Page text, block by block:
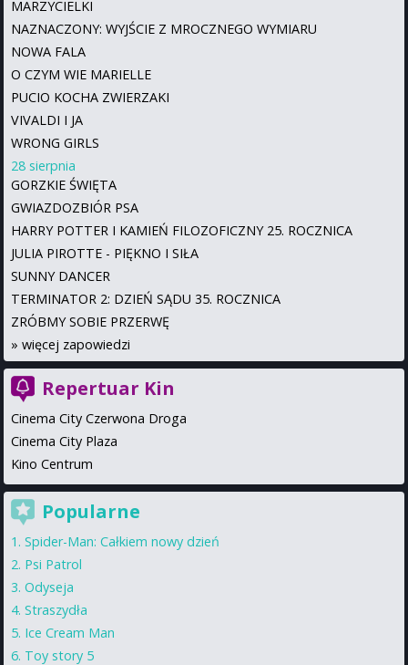
MARZYCIELKI
NAZNACZONY: WYJŚCIE Z MROCZNEGO WYMIARU
NOWA FALA
O CZYM WIE MARIELLE
PUCIO KOCHA ZWIERZAKI
VIVALDI I JA
WRONG GIRLS
28 sierpnia
GORZKIE ŚWIĘTA
GWIAZDOZBIÓR PSA
HARRY POTTER I KAMIEŃ FILOZOFICZNY 25. ROCZNICA
JULIA PIROTTE - PIĘKNO I SIŁA
SUNNY DANCER
TERMINATOR 2: DZIEŃ SĄDU 35. ROCZNICA
ZRÓBMY SOBIE PRZERWĘ
» więcej zapowiedzi
Repertuar Kin
Cinema City Czerwona Droga
Cinema City Plaza
Kino Centrum
Popularne
Spider-Man: Całkiem nowy dzień
Psi Patrol
Odyseja
Straszydła
Ice Cream Man
Toy story 5